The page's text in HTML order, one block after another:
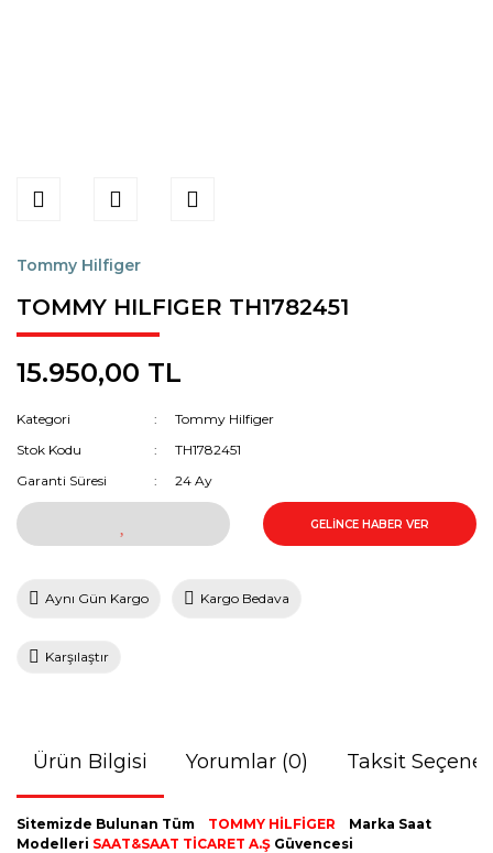
Tommy Hilfiger
TOMMY HILFIGER TH1782451
15.950,00 TL
Kategori
Tommy Hilfiger
Stok Kodu
TH1782451
Garanti Süresi
24 Ay
GELİNCE HABER VER
Aynı Gün Kargo Kargo Bedava
Karşılaştır
Ürün Bilgisi Yorumlar (0) Taksit
Sitemizde Bulunan Tüm TOMMY HİLFİGER
Marka Saat
Modelleri SAAT&SAAT TİCARET A.Ş Güvencesi